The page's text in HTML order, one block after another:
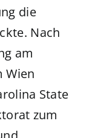
die
Nach
am
Wien
State
zum